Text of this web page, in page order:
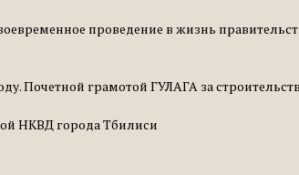
проведение в жизнь
Почетной грамотой ГУЛАГА за
НКВД города Тбилиси